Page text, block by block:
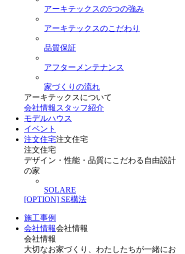
アーキテックスの5つの強み
アーキテックスのこだわり
品質保証
アフターメンテナンス
家づくりの流れ
アーキテックスについて
会社情報 スタッフ紹介
モデルハウス
イベント
注文住宅注文住宅
注文住宅
デザイン・性能・品質にこだわる自由設計
の家
SOLARE
[OPTION] SE構法
施工事例
会社情報会社情報
会社情報
大切なお家づくり、わたしたちが一緒にお